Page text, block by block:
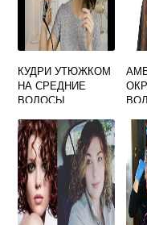
КУДРИ УТЮЖКОМ
НА СРЕДНИЕ
ВОЛОСЫ